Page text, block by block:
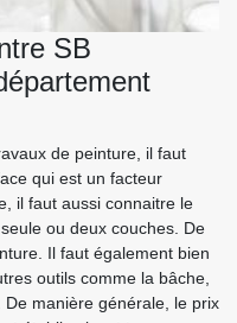
SB
de peinture, il faut
qui est un facteur
il faut aussi connaitre le
ou deux couches. De
Il faut également bien
outils comme la bâche,
manière générale, le prix